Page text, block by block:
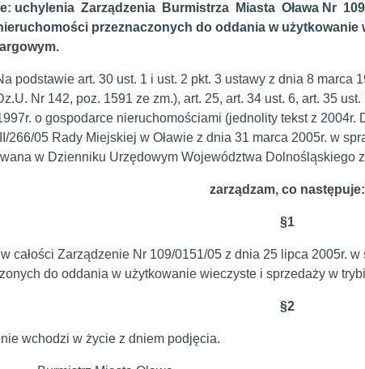
uchylenia Zarządzenia Burmistrza Miasta Oława Nr
przeznaczonych do oddania w użytkowanie
art. 30 ust. 1 i ust. 2 pkt. 3 ustawy z dnia 8 marca
Nr 142, poz. 1591 ze zm.), art. 25, art. 34 ust. 6, art. 35
o gospodarce nieruchomościami (jednolity tekst z 2004r.
266/05 Rady Miejskiej w Oławie z dnia 31 marca 2005r. w
w Dzienniku Urzędowym Województwa Dolnośląskiego
zarządzam, co następuje:
§1
całości Zarządzenie Nr 109/0151/05 z dnia 25 lipca 2005r.
do oddania w użytkowanie wieczyste i sprzedaży w
§2
wchodzi w życie z dniem podjęcia.